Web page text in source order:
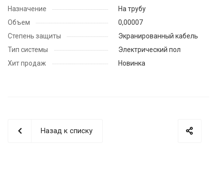
Назначение
На трубу
Объем
0,00007
Степень защиты
Экранированный кабель
Тип системы
Электрический пол
Хит продаж
Новинка
Назад к списку